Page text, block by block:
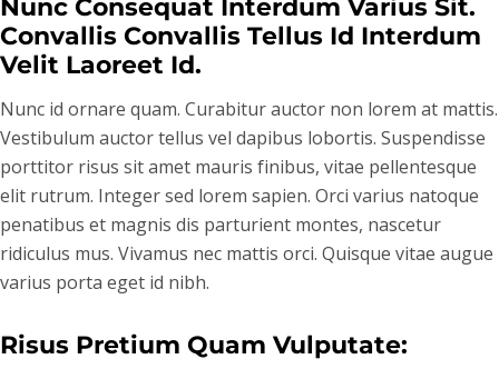
Nunc Consequat Interdum Varius Sit.
Convallis Convallis Tellus Id Interdum
Velit Laoreet Id.
Nunc id ornare quam. Curabitur auctor non lorem at mattis.
Vestibulum auctor tellus vel dapibus lobortis. Suspendisse
porttitor risus sit amet mauris finibus, vitae pellentesque
elit rutrum. Integer sed lorem sapien. Orci varius natoque
penatibus et magnis dis parturient montes, nascetur
ridiculus mus. Vivamus nec mattis orci. Quisque vitae augue
varius porta eget id nibh.
Risus Pretium Quam Vulputate: